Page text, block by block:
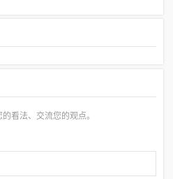
看法、交流您的观点。